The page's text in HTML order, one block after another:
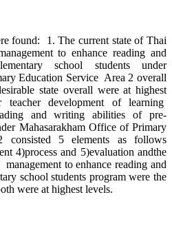
1. The current state of Thai
to enhance reading and
school students under
Education Service Area 2 overall
state overall were at highest
development of learning
and writing abilities of pre-
Mahasarakham Office of Primary
5 elements as follows
4)process and 5)evaluation andthe
to enhance reading and
school students program were the
were at highest levels.